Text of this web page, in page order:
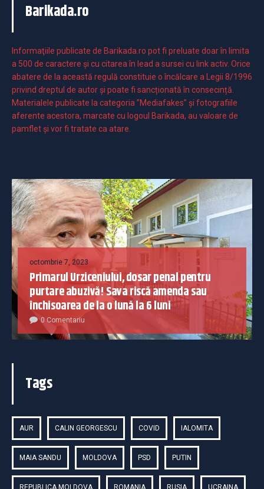
Barikada.ro
Informaţiile publicate de Barikada.ro pot fi preluate doar în limita
a 500 de caractere şi cu citarea în lead a sursei cu link activ. Orice
abatere de la această regulă constituie o încălcare a Legii 8/1996
privind dreptul de autor și poate fi sancționată în consecință.
Materialele publicate la categoria ”Mediafakes” și fotografiile
aferente acestora, marcate cu logoul Barikada, au valoare de
pamflet și vor fi tratate ca atare.
octombrie 7, 2023
Primarul Urziceniului, dosar penal pentru
purtare abuzivă! Sava riscă amenda sau
închisoarea de la o lună la 6 luni
0 Comentariu
Tags
AUR CALIN GEORGESCU COVID IALOMITA
MAIA SANDU MOLDOVA PSD PUTIN
REPUBLICA MOLDOVA ROMANIA RUSIA UCRAINA